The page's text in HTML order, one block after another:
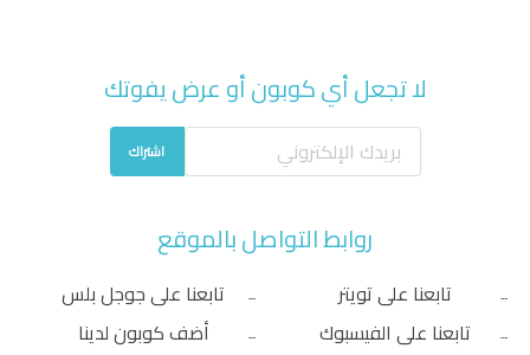
لا تجعل أي كوبون أو عرض يفوتك
اشتراك
روابط التواصل بالموقع
تابعنا على تويتر
تابعنا على الفيسبوك
تابعنا على جوجل بلس
أضف كوبون لدينا